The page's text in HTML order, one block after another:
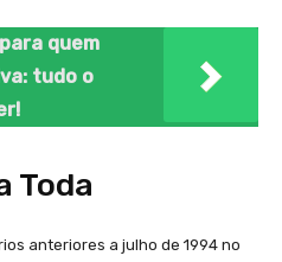
quem
tudo o
Toda
anteriores a julho de 1994 no